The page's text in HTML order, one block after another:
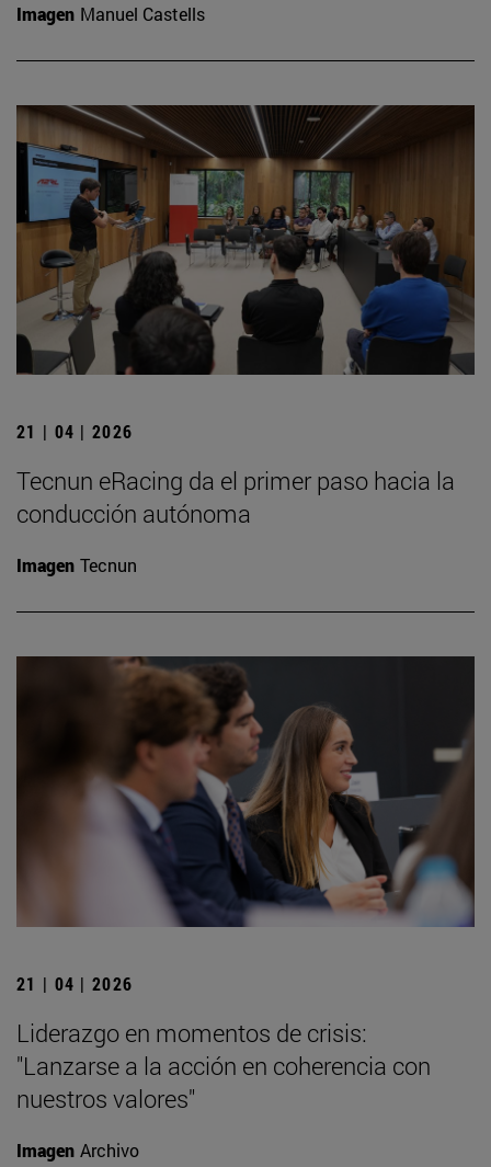
Imagen Manuel Castells
21 | 04 | 2026
Tecnun eRacing da el primer paso hacia la
conducción autónoma
Imagen Tecnun
21 | 04 | 2026
Liderazgo en momentos de crisis:
"Lanzarse a la acción en coherencia con
nuestros valores"
Imagen Archivo